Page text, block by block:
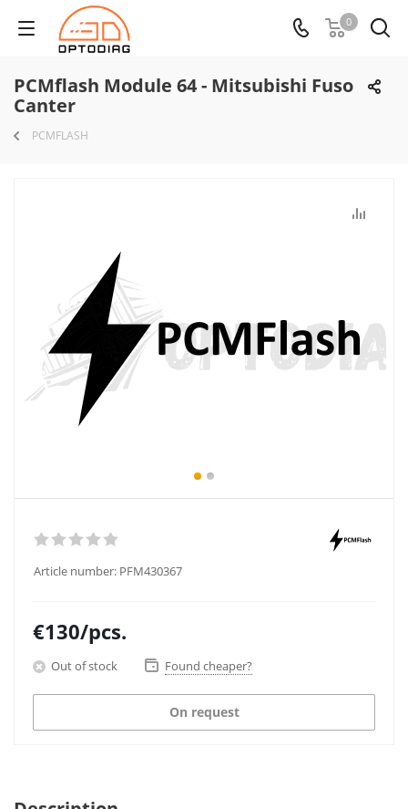
0
PCMflash Module 64 - Mitsubishi Fuso
Canter
PCMFLASH
Article number: PFM430367
€130/pcs.
Out of stock Found cheaper?
On request